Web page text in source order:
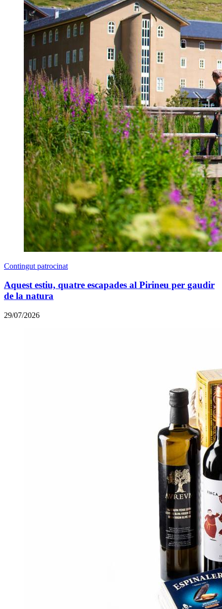
Contingut patrocinat
Aquest estiu, quatre escapades al Pirineu per gaudir
de la natura
29/07/2026